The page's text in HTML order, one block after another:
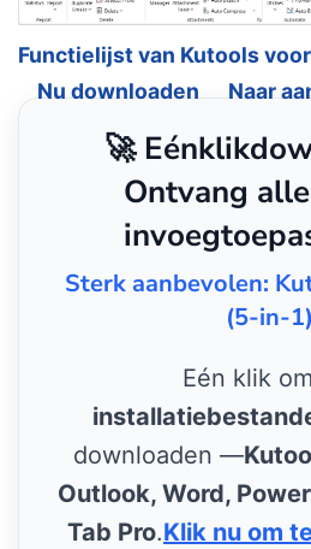
Functielijst van Kutools
Nu downloaden
Naar
🚀
Ontvang
Sterk aanbevolen:
(5-in-1)
Eén klik om
downloaden —
Outlook, Word,
Tab Pro.Klik nu om